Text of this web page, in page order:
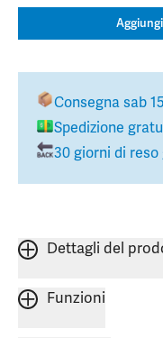
Consegna sab
Spedizione
30 giorni di
Dettagli del
Funzioni